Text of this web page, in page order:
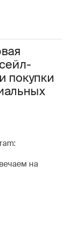
покупки
на